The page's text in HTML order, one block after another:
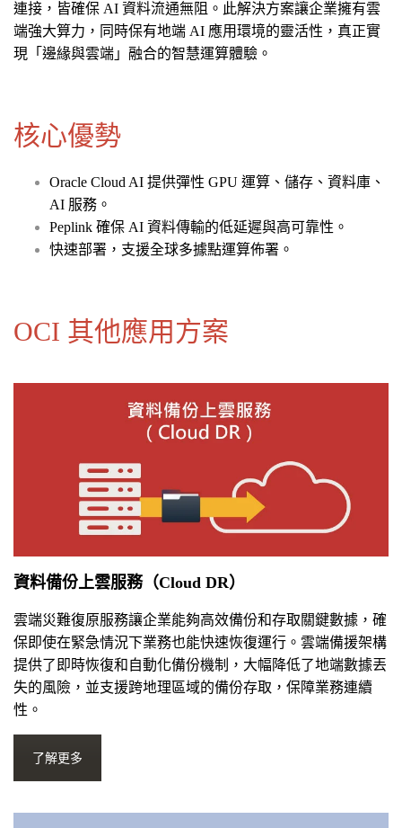
連接，皆確保 AI 資料流通無阻。此解決方案讓企業擁有雲
端強大算力，同時保有地端 AI 應用環境的靈活性，真正實
現「邊緣與雲端」融合的智慧運算體驗。
核心優勢
Oracle Cloud AI 提供彈性 GPU 運算、儲存、資料庫、
AI 服務。
Peplink 確保 AI 資料傳輸的低延遲與高可靠性。
快速部署，支援全球多據點運算佈署。
OCI 其他應用方案
資料備份上雲服務（Cloud DR）
雲端災難復原服務讓企業能夠高效備份和存取關鍵數據，確
保即使在緊急情況下業務也能快速恢復運行。雲端備援架構
提供了即時恢復和自動化備份機制，大幅降低了地端數據丟
失的風險，並支援跨地理區域的備份存取，保障業務連續
性。
了解更多